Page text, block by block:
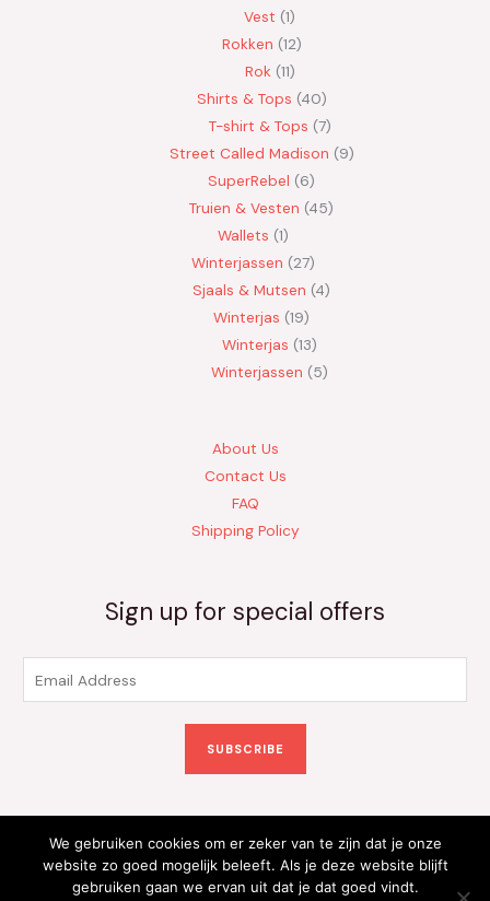
Vest 1
Rokken 12
Rok 11
Shirts & Tops 40
T-shirt & Tops 7
Street Called Madison 9
SuperRebel
6
Truien & Vesten 45
Wallets 1
Winterjassen
27
Sjaals & Mutsen 4
Winterjas 19
Winterjas 13
Winterjassen
5
About Us
Contact Us
FAQ
Shipping Policy
Sign up for special offers
m
SUBSCRIBE
Copyright © 2026 Kinderkleding Onlineshop | Powered by
Kinderkleding Onlineshop
We gebruiken cookies om er zeker van te zijn dat je onze
website zo goed mogelijk beleeft. Als je deze website blijft
gebruiken gaan we ervan uit dat je dat goed vindt.